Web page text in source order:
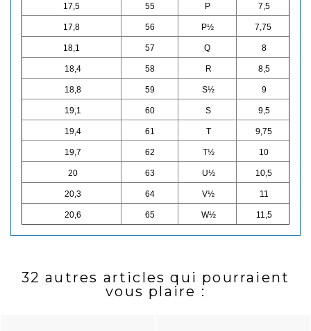
17,5 55 P 7,5
17,8 56 P½ 7,75
18,1 57 Q 8
18,4 58 R 8,5
18,8 59 S½ 9
19,1 60 S 9,5
19,4 61 T 9,75
19,7 62 T½ 10
20 63 U½ 10,5
20,3 64 V½ 11
20,6 65 W½ 11,5
32 autres articles qui pourraient
vous plaire :